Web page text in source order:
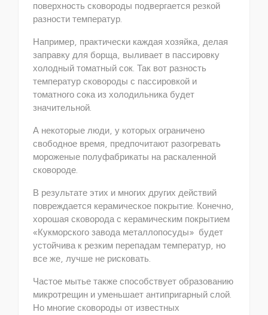
поверхность сковороды подвергается резкой
разности температур.
Например, практически каждая хозяйка, делая
заправку для борща, выливает в пассировку
холодный томатный сок. Так вот разность
температур сковороды с пассировкой и
томатного сока из холодильника будет
значительной.
А некоторые люди, у которых ограничено
свободное время, предпочитают разогревать
мороженые полуфабрикаты на раскаленной
сковороде.
В результате этих и многих других действий
повреждается керамическое покрытие. Конечно,
хорошая сковорода с керамическим покрытием
«Кукморского завода металлопосуды» будет
устойчива к резким перепадам температур, но
все же, лучше не рисковать.
Частое мытье также способствует образованию
микротрещин и уменьшает антипригарный слой.
Но многие сковороды от известных